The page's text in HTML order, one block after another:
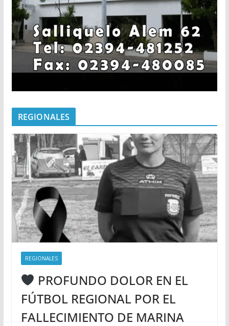
REGIONALES
REGIONALES
PROFUNDO DOLOR EN EL
FÚTBOL REGIONAL POR EL
FALLECIMIENTO DE MARINA